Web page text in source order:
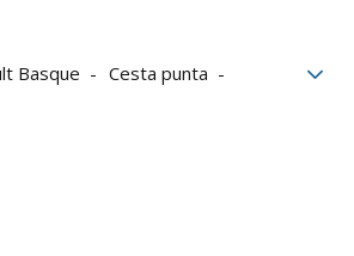
Basque
Cesta punta